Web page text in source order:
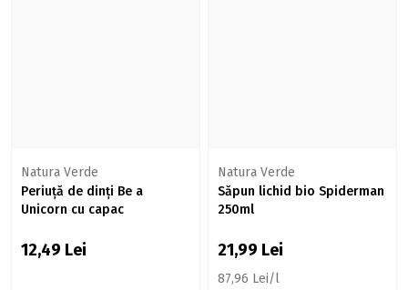
Natura Verde
Periuță de dinți Be a
Unicorn cu capac
12,49 Lei
Natura Verde
Săpun lichid bio Spiderman
250ml
21,99 Lei
87,96 Lei/l